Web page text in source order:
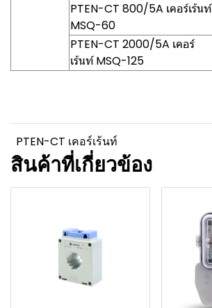
PTEN-CT 800/5A เคอร์เร้นท์
MSQ-60
PTEN-CT 2000/5A เคอร์
เร้นท์ MSQ-125
PTEN-CT เคอร์เร้นท์
สินค้าที่เกี่ยวข้อง